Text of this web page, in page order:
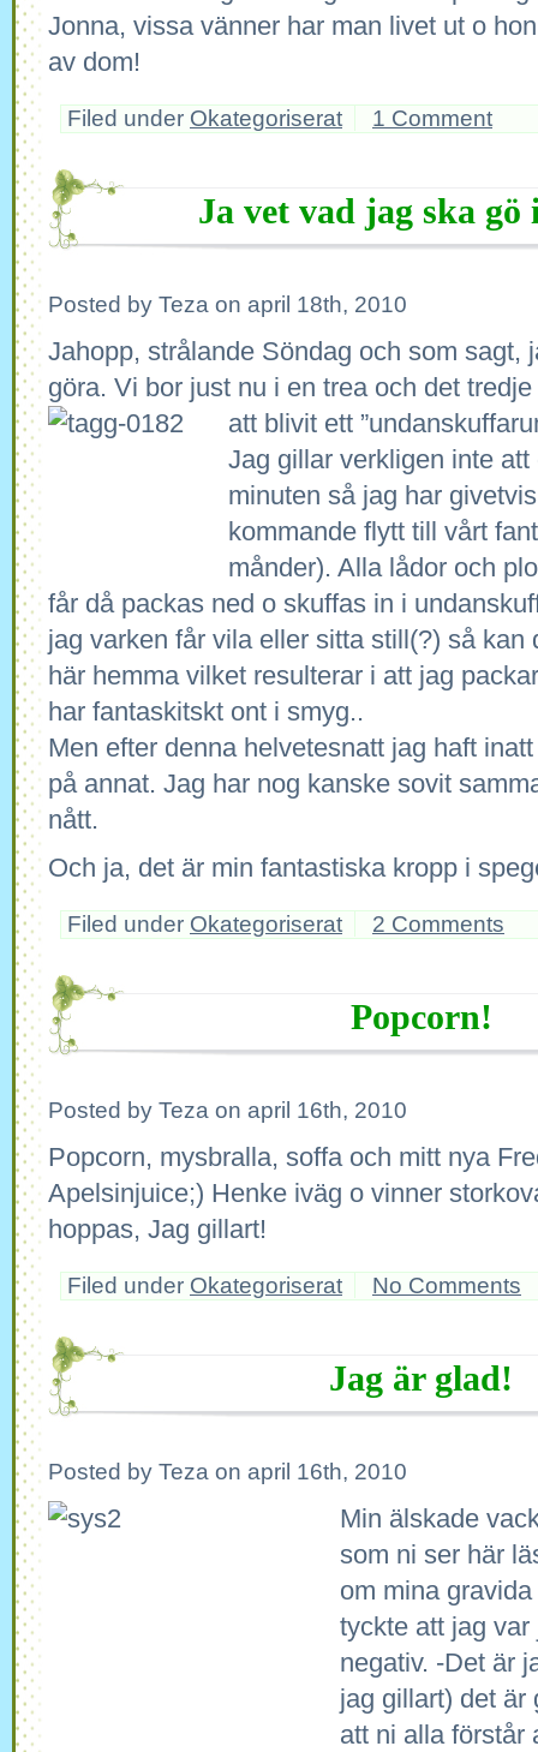
Jonna, vissa vänner har man livet ut o
av dom!
Filed under Okategoriserat 1 Comment
Ja vet vad jag ska gö
Posted by Teza on april 18th, 2010
Jahopp, strålande Söndag och som sagt,
göra. Vi bor just nu i en trea och det
att blivit ett
Jag gillar verkligen inte
minuten så jag har
kommande flytt till vårt
månder). Alla lådor och
får då packas ned o skuffas in i
jag varken får vila eller sitta still(?) så kan
här hemma vilket resulterar i att jag
har fantaskitskt ont i smyg..
Men efter denna helvetesnatt jag haft
på annat. Jag har nog kanske sovit
nått.
Och ja, det är min fantastiska kropp i
Filed under Okategoriserat 2 Comments
Popcorn!
Posted by Teza on april 16th, 2010
Popcorn, mysbralla, soffa och mitt nya
Apelsinjuice;) Henke iväg o vinner
hoppas, Jag gillart!
Filed under Okategoriserat No Comments
Jag är glad!
Posted by Teza on april 16th, 2010
Min älskade
som ni ser här
om mina
tyckte att jag
negativ. -Det är
jag gillart) det är
att ni alla förstår